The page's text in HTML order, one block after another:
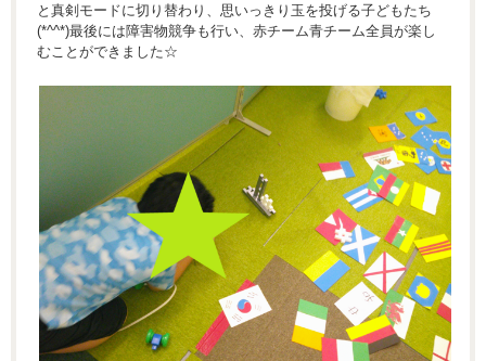
と真剣モードに切り替わり、思いっきり玉を投げる子どもたち
(*^^*)最後には障害物競争も行い、赤チーム青チーム全員が楽し
むことができました☆